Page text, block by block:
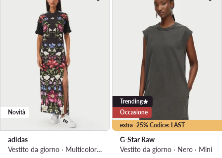
Novità
adidas
Vestito da giorno · Multicolore · Maxi
extra -25% Codice: LAST
Trending
Occasione
G-Star Raw
Vestito da giorno · Nero · Mini